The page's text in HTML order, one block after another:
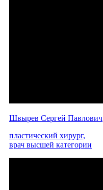
Швырев Сергей Павлович
пластический хирург,
врач высшей категории